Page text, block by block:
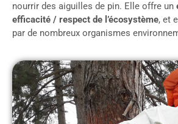
nourrir des aiguilles de pin. Elle offre un
efficacité / respect de l’écosystème, et
par de nombreux organismes